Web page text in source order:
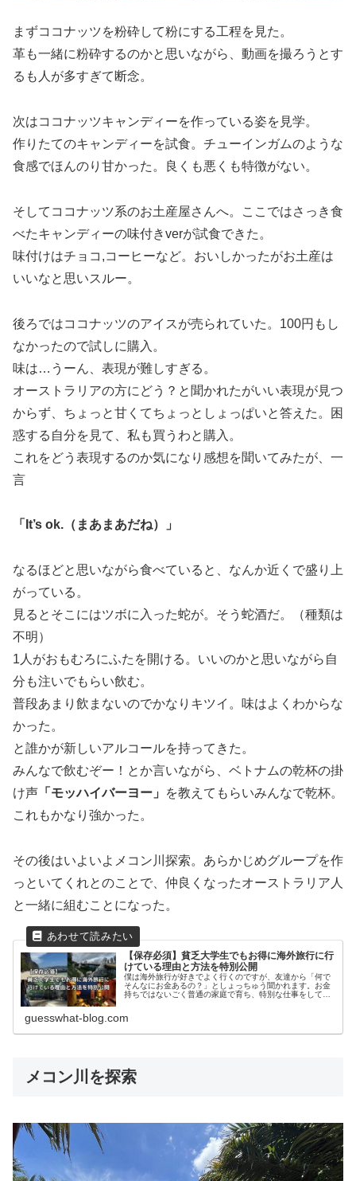
まずココナッツを粉砕して粉にする工程を見た。
革も一緒に粉砕するのかと思いながら、動画を撮ろうとす
るも人が多すぎて断念。
次はココナッツキャンディーを作っている姿を見学。
作りたてのキャンディーを試食。チューインガムのような
食感でほんのり甘かった。良くも悪くも特徴がない。
そしてココナッツ系のお土産屋さんへ。ここではさっき食
べたキャンディーの味付きverが試食できた。
味付けはチョコ,コーヒーなど。おいしかったがお土産は
いいなと思いスルー。
後ろではココナッツのアイスが売られていた。100円もし
なかったので試しに購入。
味は…うーん、表現が難しすぎる。
オーストラリアの方にどう？と聞かれたがいい表現が見つ
からず、ちょっと甘くてちょっとしょっぱいと答えた。困
惑する自分を見て、私も買うわと購入。
これをどう表現するのか気になり感想を聞いてみたが、一
言
「It’s ok.（まあまあだね）」
なるほどと思いながら食べていると、なんか近くで盛り上
がっている。
見るとそこにはツボに入った蛇が。そう蛇酒だ。（種類は
不明）
1人がおもむろにふたを開ける。いいのかと思いながら自
分も注いでもらい飲む。
普段あまり飲まないのでかなりキツイ。味はよくわからな
かった。
と誰かが新しいアルコールを持ってきた。
みんなで飲むぞー！とか言いながら、ベトナムの乾杯の掛
け声 「モッハイバーヨー」
を教えてもらいみんなで乾杯。
これもかなり強かった。
その後はいよいよメコン川探索。あらかじめグループを作
っといてくれとのことで、仲良くなったオーストラリア人
と一緒に組むことになった。
【保存必須】貧乏大学生でもお得に海外旅行に行
けている理由と方法を特別公開
僕は海外旅行が好きでよく行くのですが、友達から「何で
そんなにお金あるの？」としょっちゅう聞かれます。お金
持ちではないごく普通の家庭で育ち、特別な仕事をしてい
す。
guesswhat-blog.com
メコン川を探索